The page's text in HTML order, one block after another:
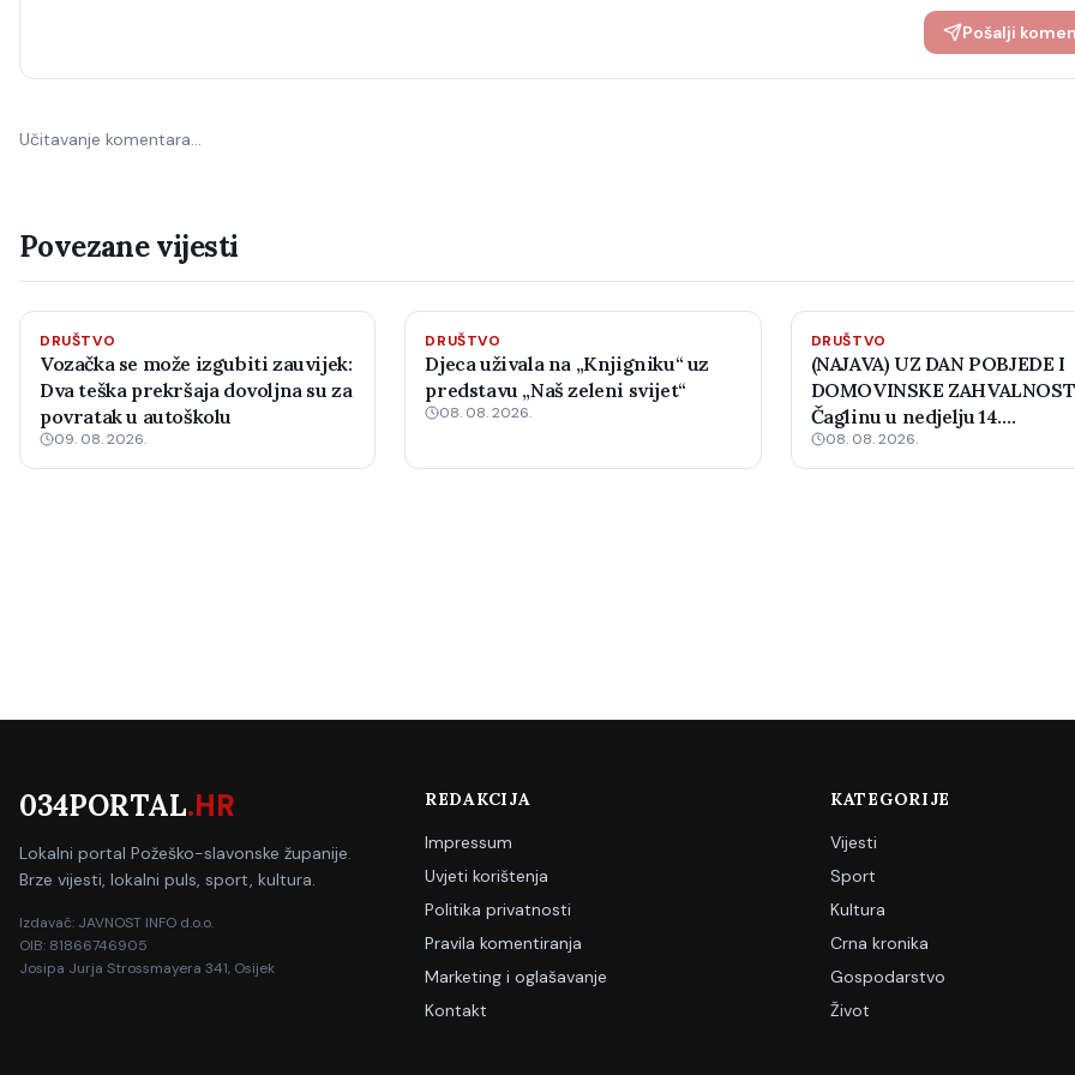
Pošalji
Učitavanje komentara…
Povezane vijesti
DRUŠTVO
Vozačka se može izgubiti zauvijek:
Dva teška prekršaja dovoljna su za
povratak u autoškolu
09. 08. 2026.
DRUŠTVO
Djeca uživala na „Knjigniku“ uz
predstavu „Naš zeleni svijet“
08. 08. 2026.
DRUŠTVO
(NAJAVA) UZ DAN POBJEDE I
DOMOVINSKE
Čaglinu u nedjelju 14.
međunarodni šahovski turnir
08. 08. 2026.
034PORTAL.HR
Lokalni portal Požeško-slavonske županije.
Brze vijesti, lokalni puls, sport, kultura.
Izdavač: JAVNOST INFO d.o.o.
OIB: 81866746905
Josipa Jurja Strossmayera 341, Osijek
REDAKCIJA
Impressum
Uvjeti korištenja
Politika privatnosti
Pravila komentiranja
Marketing i oglašavanje
Kontakt
KATEGORIJE
Vijesti
Sport
Kultura
Crna kronika
Gospodarstvo
Život